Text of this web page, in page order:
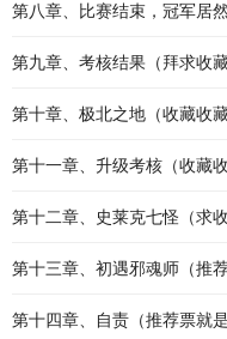
第八章、比赛结束，冠军居
第九章、考核结果（拜求收藏
第十章、极北之地（收藏收藏
第十一章、升级考核（收藏收
第十二章、史莱克七怪（求收
第十三章、初遇邪魂师（推
第十四章、自责（推荐票就